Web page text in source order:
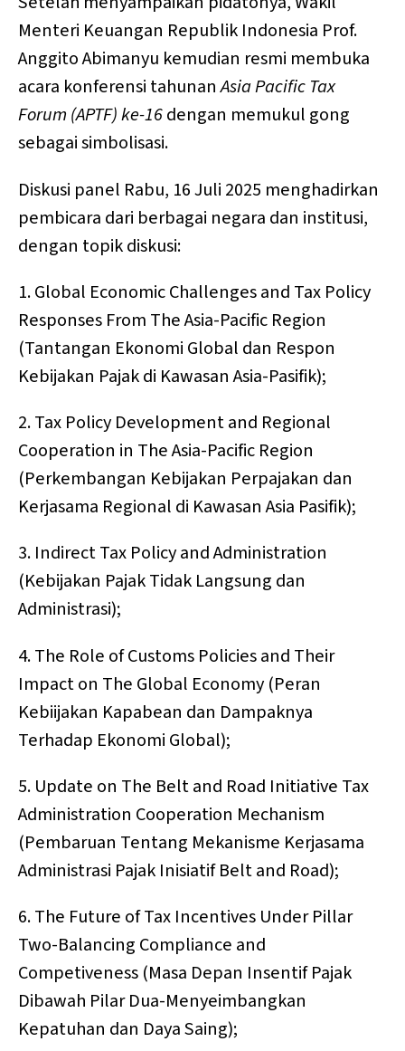
Menteri Keuangan Republik Indonesia Prof.
Anggito Abimanyu kemudian resmi membuka
acara konferensi tahunanAsia Pacific Tax
Forum (APTF) ke-16dengan memukul gong
sebagai simbolisasi.
Diskusi panel Rabu, 16 Juli 2025 menghadirkan
pembicara dari berbagai negara dan institusi,
dengan topik diskusi:
1. Global Economic Challenges and Tax Policy
Responses From The Asia-Pacific Region
(Tantangan Ekonomi Global dan Respon
Kebijakan Pajak di Kawasan Asia-Pasifik);
2. Tax Policy Development and Regional
Cooperation in The Asia-Pacific Region
(Perkembangan Kebijakan Perpajakan dan
Kerjasama Regional di Kawasan Asia Pasifik);
3. Indirect Tax Policy and Administration
(Kebijakan Pajak Tidak Langsung dan
Administrasi);
4. The Role of Customs Policies and Their
Impact on The Global Economy (Peran
Kebiijakan Kapabean dan Dampaknya
Terhadap Ekonomi Global);
5. Update on The Belt and Road Initiative Tax
Administration Cooperation Mechanism
(Pembaruan Tentang Mekanisme Kerjasama
Administrasi Pajak Inisiatif Belt and Road);
6. The Future of Tax Incentives Under Pillar
Two-Balancing Compliance and
Competiveness (Masa Depan Insentif Pajak
Dibawah Pilar Dua-Menyeimbangkan
Kepatuhan dan Daya Saing);